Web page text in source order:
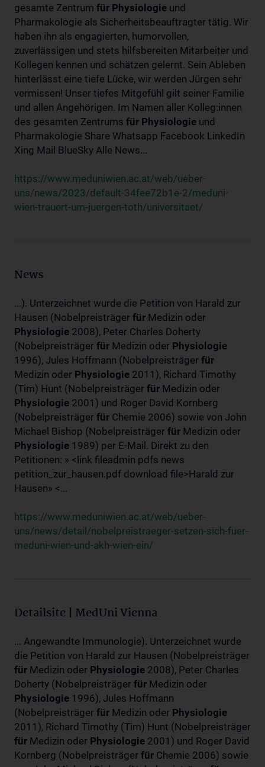
gesamte Zentrum für Physiologie und
Pharmakologie als Sicherheitsbeauftragter tätig. Wir
haben ihn als engagierten, humorvollen,
zuverlässigen und stets hilfsbereiten Mitarbeiter und
Kollegen kennen und schätzen gelernt. Sein Ableben
hinterlässt eine tiefe Lücke, wir werden Jürgen sehr
vermissen! Unser tiefes Mitgefühl gilt seiner Familie
und allen Angehörigen. Im Namen aller Kolleg:innen
des gesamten Zentrums für Physiologie und
Pharmakologie Share Whatsapp Facebook LinkedIn
Xing Mail BlueSky Alle News...
https://www.meduniwien.ac.at/web/ueber-
uns/news/2023/default-34fee72b1e-2/meduni-
wien-trauert-um-juergen-toth/universitaet/
News
...). Unterzeichnet wurde die Petition von Harald zur
Hausen (Nobelpreisträger für Medizin oder
Physiologie 2008), Peter Charles Doherty
(Nobelpreisträger für Medizin oder Physiologie
1996), Jules Hoffmann (Nobelpreisträger für
Medizin oder Physiologie 2011), Richard Timothy
(Tim) Hunt (Nobelpreisträger für Medizin oder
Physiologie 2001) und Roger David Kornberg
(Nobelpreisträger für Chemie 2006) sowie von John
Michael Bishop (Nobelpreisträger für Medizin oder
Physiologie 1989) per E-Mail. Direkt zu den
Petitionen: » <link fileadmin pdfs news
petition_zur_hausen.pdf download file>Harald zur
Hausen» <...
https://www.meduniwien.ac.at/web/ueber-
uns/news/detail/nobelpreistraeger-setzen-sich-fuer-
meduni-wien-und-akh-wien-ein/
Detailsite | MedUni Vienna
... Angewandte Immunologie). Unterzeichnet wurde
die Petition von Harald zur Hausen (Nobelpreisträger
für Medizin oder Physiologie 2008), Peter Charles
Doherty (Nobelpreisträger für Medizin oder
Physiologie 1996), Jules Hoffmann
(Nobelpreisträger für Medizin oder Physiologie
2011), Richard Timothy (Tim) Hunt (Nobelpreisträger
für Medizin oder Physiologie 2001) und Roger David
Kornberg (Nobelpreisträger für Chemie 2006) sowie